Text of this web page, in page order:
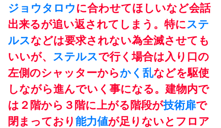
ジョウタロウに合わせてほしいなど会話
出来るが追い返されてしまう。特にステ
ルスなどは要求されない為全滅させても
いいが、 ステルスで行く場合は入り口の
左側のシャッターからかく乱などを駆使
しながら進んでいく事になる。建物内で
は２階から３階に上がる階段が技術扉で
閉まっており能力値が足りないとフロア